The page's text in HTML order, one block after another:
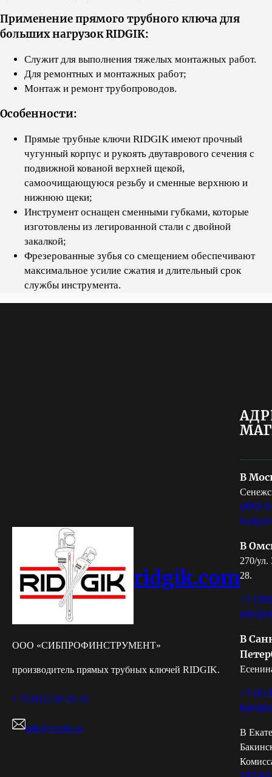
Применение прямого трубного ключа для
больших нагрузок RIDGIK:
Служит для выполнения тяжелых монтажных работ.
Для ремонтных и монтажных работ;
Монтаж и ремонт трубопроводов.
Особенности:
Прямые трубные ключи RIDGIK имеют прочный
чугунный корпус и рукоять двутаврового сечения с
подвижной кованой верхней щекой,
самоочищающуюся резьбу и сменные верхнюю и
нижнюю щеки;
Инструмент оснащен сменными губками, которые
изготовлены из легированной стали с двойной
закалкой;
Фрезерованные зубья со смещением обеспечивают
максимальное усилие сжатия и длительный срок
службы инструмента.
ridgik.com
ООО «СИБПРОФИНСТРУМЕНТ»
производитель прямых трубных ключей RIDGIK.
+ 7(3812) 28-26-18
info@stools.su
В
(495)
В
270/ул.
28.
+7
В
+7
В